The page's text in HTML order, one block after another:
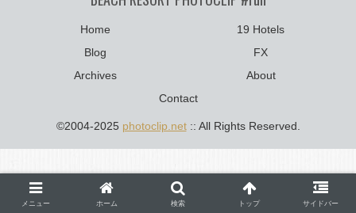
Home
19 Hotels
Blog
FX
Archives
About
Contact
©2004-2025 photoclip.net:: All Rights Reserved.
メニュー ホーム 検索 トップ サイドバー